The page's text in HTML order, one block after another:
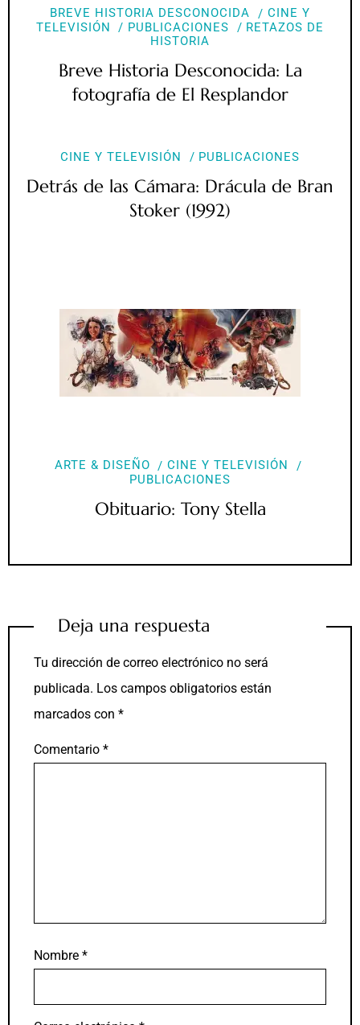
BREVE HISTORIA DESCONOCIDA
CINE Y
TELEVISIÓN
PUBLICACIONES
RETAZOS DE
HISTORIA
Breve Historia Desconocida: La
fotografía de El Resplandor
CINE Y TELEVISIÓN PUBLICACIONES
Detrás de las Cámara: Drácula de Bran
Stoker (1992)
ARTE & DISEÑO
CINE Y TELEVISIÓN
PUBLICACIONES
Obituario: Tony Stella
Deja una respuesta
Tu dirección de correo electrónico no será
publicada. Los campos obligatorios están
marcados con *
Comentario *
Nombre *